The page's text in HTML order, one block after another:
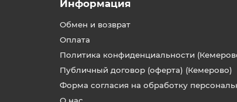
Информация
Обмен и возврат
Оплата
Политика конфиденциальности
Публичный договор (оферта) (Кемерово)
Форма согласия на обработку